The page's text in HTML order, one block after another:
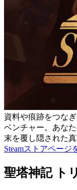
資料や痕跡をつな
ベンチャー。あな
末を覆し隠された
Steamストアページ
聖塔神記 ト